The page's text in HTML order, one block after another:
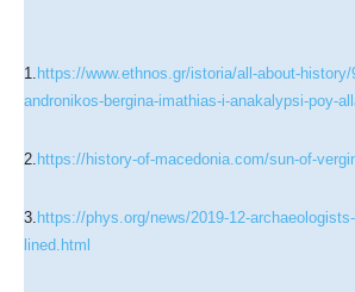
1. https://www.ethnos.gr/istoria/all-about-
andronikos-bergina-imathias-i-anakalypsi-poy-
2. https://history-of-macedonia.com/sun-of-
3. https://phys.org/news/2019-12-
lined.html